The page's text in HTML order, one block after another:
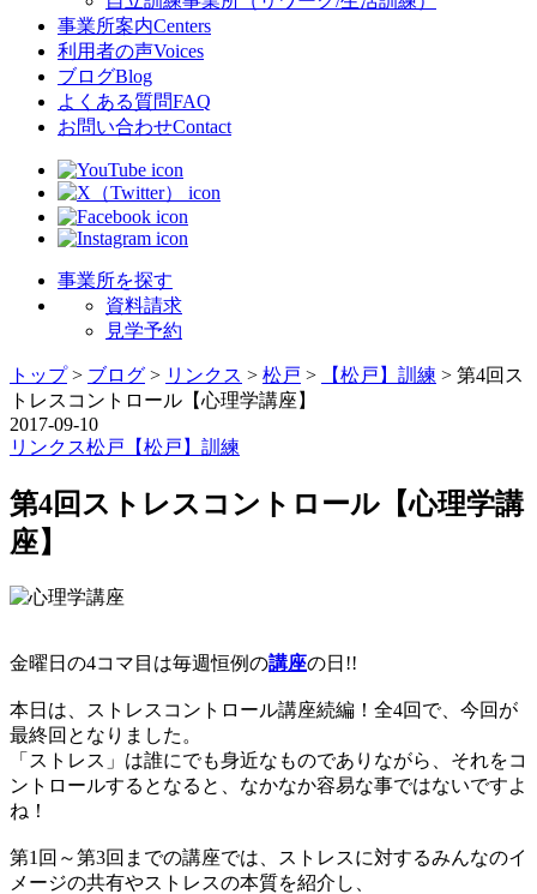
事業所案内Centers
利用者の声Voices
ブログBlog
よくある質問FAQ
お問い合わせContact
事業所を探す
資料請求
見学予約
トップ> ブログ > リンクス > 松戸 > 【松戸】訓練 > 第4回ス
トレスコントロール【心理学講座】
2017-09-10
リンクス松戸 【松戸】訓練
第4回ストレスコントロール【心理学講
座】
金曜日の4コマ目は毎週恒例の講座の日!!
本日は、ストレスコントロール講座続編！全4回で、今回が
最終回となりました。
「ストレス」は誰にでも身近なものでありながら、それをコ
ントロールするとなると、なかなか容易な事ではないですよ
ね！
第1回～第3回までの講座では、ストレスに対するみんなのイ
メージの共有やストレスの本質を紹介し、